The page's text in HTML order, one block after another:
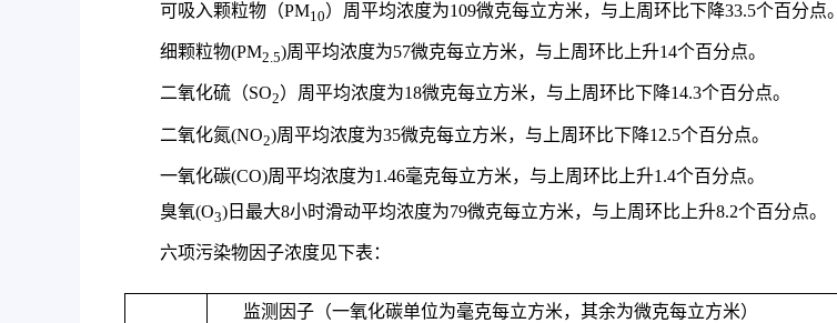
可吸入颗粒物（PM10）周平均浓度为109微克每立方米，与上周环比下降33.5个百分点。
细颗粒物(PM2.5)周平均浓度为57微克每立方米，与上周环比上升14个百分点。
二氧化硫（SO2）周平均浓度为18微克每立方米，与上周环比下降14.3个百分点。
二氧化氮(NO2)周平均浓度为35微克每立方米，与上周环比下降12.5个百分点。
一氧化碳(CO)周平均浓度为1.46毫克每立方米，与上周环比上升1.4个百分点。
臭氧(O3)日最大8小时滑动平均浓度为79微克每立方米，与上周环比上升8.2个百分点。
六项污染物因子浓度见下表：
监测因子（一氧化碳单位为毫克每立方米，其余为微克每立方米）